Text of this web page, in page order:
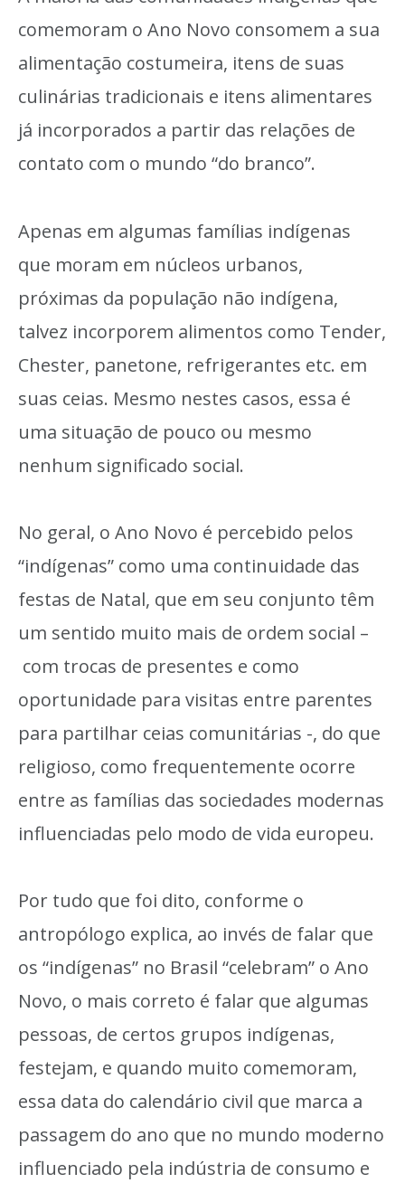
comemoram o Ano Novo consomem a sua
alimentação costumeira, itens de suas
culinárias tradicionais e itens alimentares
já incorporados a partir das relações de
contato com o mundo “do branco”.
Apenas em algumas famílias indígenas
que moram em núcleos urbanos,
próximas da população não indígena,
talvez incorporem alimentos como Tender,
Chester, panetone, refrigerantes etc. em
suas ceias. Mesmo nestes casos, essa é
uma situação de pouco ou mesmo
nenhum significado social.
No geral, o Ano Novo é percebido pelos
“indígenas” como uma continuidade das
festas de Natal, que em seu conjunto têm
um sentido muito mais de ordem social –
com trocas de presentes e como
oportunidade para visitas entre parentes
para partilhar ceias comunitárias -, do que
religioso, como frequentemente ocorre
entre as famílias das sociedades modernas
influenciadas pelo modo de vida europeu.
Por tudo que foi dito, conforme o
antropólogo explica, ao invés de falar que
os “indígenas” no Brasil “celebram” o Ano
Novo, o mais correto é falar que algumas
pessoas, de certos grupos indígenas,
festejam, e quando muito comemoram,
essa data do calendário civil que marca a
passagem do ano que no mundo moderno
influenciado pela indústria de consumo e